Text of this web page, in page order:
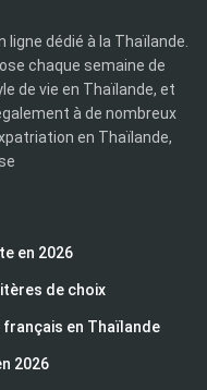
dédié à la Thaïlande.
chaque semaine de
de vie en Thaïlande, et
à de nombreux
en Thaïlande,
en 2026
de choix
français en Thaïlande
2026